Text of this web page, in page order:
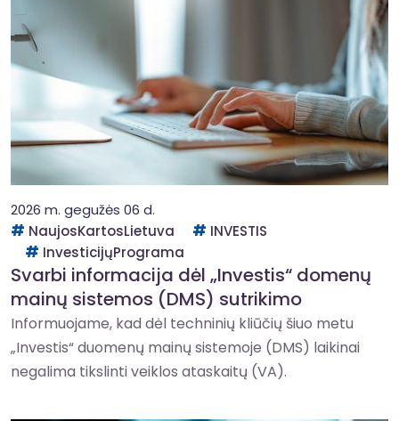
2026 m. gegužės 06 d.
NaujosKartosLietuva
INVESTIS
InvesticijųPrograma
Svarbi informacija dėl „Investis“ domenų
mainų sistemos (DMS) sutrikimo
Informuojame, kad dėl techninių kliūčių šiuo metu
„Investis“ duomenų mainų sistemoje (DMS) laikinai
negalima tikslinti veiklos ataskaitų (VA).